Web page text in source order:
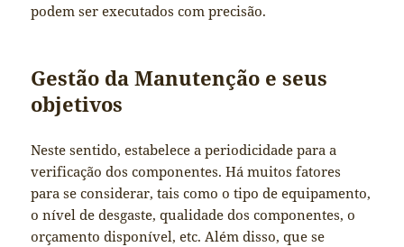
podem ser executados com precisão.
Gestão da Manutenção e seus
objetivos
Neste sentido, estabelece a periodicidade para a
verificação dos componentes. Há muitos fatores
para se considerar, tais como o tipo de equipamento,
o nível de desgaste, qualidade dos componentes, o
orçamento disponível, etc. Além disso, que se